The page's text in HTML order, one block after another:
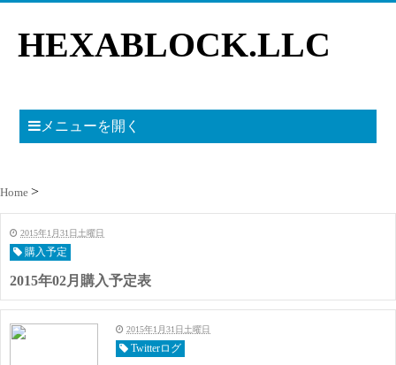
HEXABLOCK.LLC
メニューを開く
Home
2015年1月31日土曜日
購入予定
2015年02月購入予定表
2015年1月31日土曜日
Twitterログ